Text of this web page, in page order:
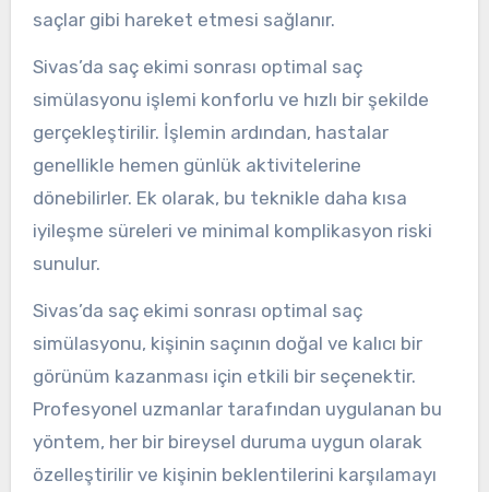
saçlar gibi hareket etmesi sağlanır.
Sivas’da saç ekimi sonrası optimal saç
simülasyonu işlemi konforlu ve hızlı bir şekilde
gerçekleştirilir. İşlemin ardından, hastalar
genellikle hemen günlük aktivitelerine
dönebilirler. Ek olarak, bu teknikle daha kısa
iyileşme süreleri ve minimal komplikasyon riski
sunulur.
Sivas’da saç ekimi sonrası optimal saç
simülasyonu, kişinin saçının doğal ve kalıcı bir
görünüm kazanması için etkili bir seçenektir.
Profesyonel uzmanlar tarafından uygulanan bu
yöntem, her bir bireysel duruma uygun olarak
özelleştirilir ve kişinin beklentilerini karşılamayı